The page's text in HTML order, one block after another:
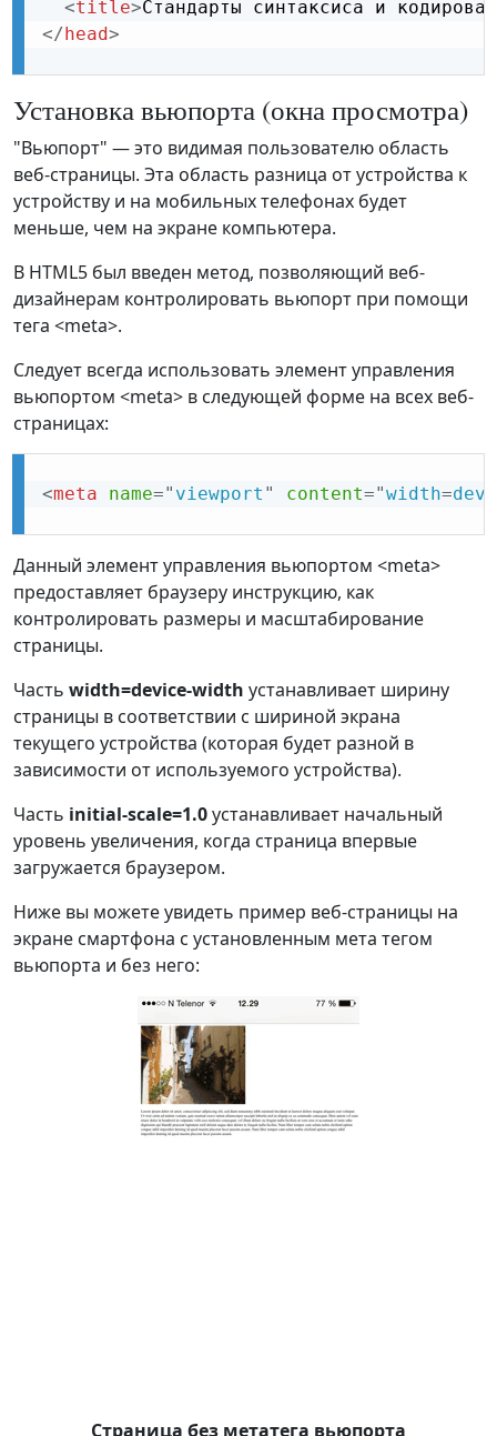
<title>Стандарты синтаксиса и
</ head>
Установка вьюпорта (окна просмотра)
"Вьюпорт" — это видимая пользователю область
веб-страницы. Эта область разница от устройства к
устройству и на мобильных телефонах будет
меньше, чем на экране компьютера.
В HTML5 был введен метод, позволяющий веб-
дизайнерам контролировать вьюпорт при помощи
тега <meta>.
Следует всегда использовать элемент управления
вьюпортом <meta> в следующей форме на всех веб-
страницах:
<meta name=" viewport " content="width=
Данный элемент управления вьюпортом <meta>
предоставляет браузеру инструкцию, как
контролировать размеры и масштабирование
страницы.
Часть width=device-width устанавливает ширину
страницы в соответствии с шириной экрана
текущего устройства (которая будет разной в
зависимости от используемого устройства).
Часть initial-scale=1.0устанавливает начальный
уровень увеличения, когда страница впервые
загружается браузером.
Ниже вы можете увидеть пример веб-страницы на
экране смартфона с установленным мета тегом
вьюпорта и без него:
Страница без метатега вьюпорта